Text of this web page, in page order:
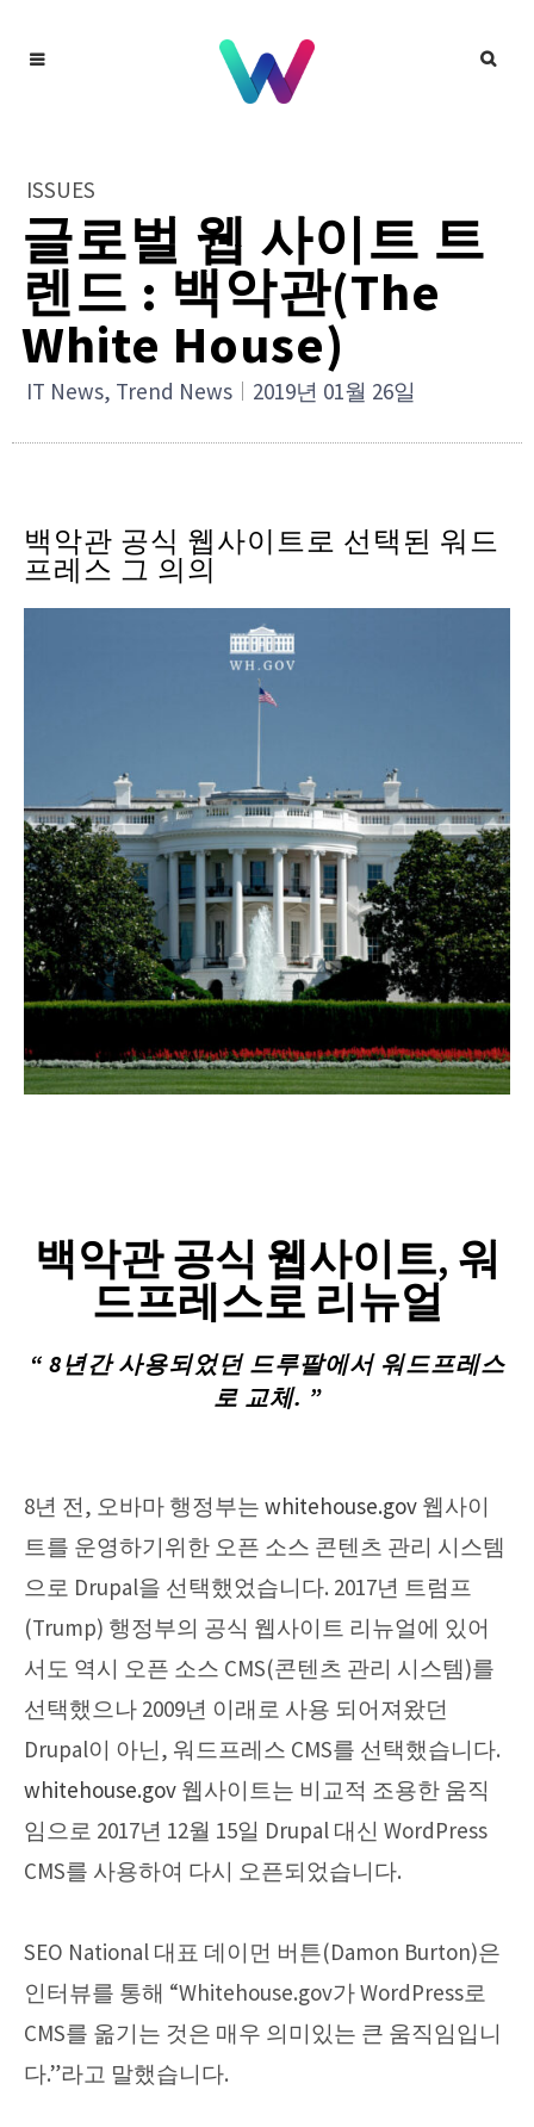
ISSUES
글로벌 웹 사이트 트
렌드 : 백악관(The
White House)
IT News, Trend News 2019년 01월 26일
백악관 공식 웹사이트로 선택된 워드
프레스 그 의의
백악관 공식 웹사이트, 워
드프레스로 리뉴얼
“ 8년간 사용되었던 드루팔에서 워드프레스
로 교체. ”
8년 전, 오바마 행정부는 whitehouse.gov 웹사이
트를 운영하기위한 오픈 소스 콘텐츠 관리 시스템
으로 Drupal을 선택했었습니다. 2017년 트럼프
(Trump) 행정부의 공식 웹사이트 리뉴얼에 있어
서도 역시 오픈 소스 CMS(콘텐츠 관리 시스템)를
선택했으나 2009년 이래로 사용 되어져왔던
Drupal이 아닌, 워드프레스 CMS를 선택했습니다.
whitehouse.gov 웹사이트는 비교적 조용한 움직
임으로 2017년 12월 15일 Drupal 대신 WordPress
CMS를 사용하여 다시 오픈되었습니다.
SEO National 대표 데이먼 버튼(Damon Burton)은
인터뷰를 통해 “Whitehouse.gov가 WordPress로
CMS를 옮기는 것은 매우 의미있는 큰 움직임입니
다.”라고 말했습니다.